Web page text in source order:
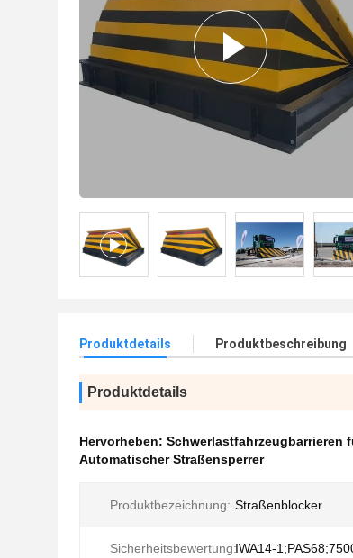
Produktdetails Produktbeschreibung
Produktdetails
Hervorheben: Schwerlastfahrzeugbarrieren
Automatischer Straßensperrer
Produktbezeichnung: Straßenblocker
Sicherheitsbewertung:IWA14-